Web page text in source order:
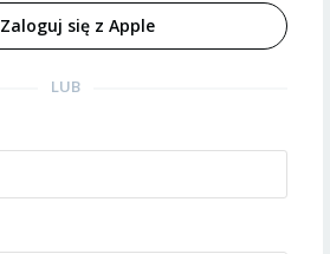
Zaloguj się z Apple
LUB